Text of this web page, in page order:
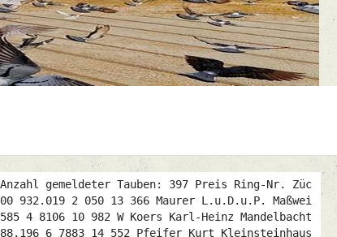
Zweibrücken 698.899 16.07.2016 05:48:14 19:14:07 63 4360 11 69 W Eßer Herm.-Jos.+Fran Erkelenz 885.272 16.07.2016 09:28:10 19:16:05 64 1012 13 192 W Stollenwerk Hubert Eschweiler 860.674 16.07.2016 09:03:00 19:21:39 65 8431 14 561 W Kußler Horst Miesau 710.734 16.07.2016 06:06:41 19:32:46 66 8177 12 442 Hochgürtel Elke Zülpich-Lüssem 846.217 16.07.2016 08:58:03 19:34:47 67 6583 15 1187 Baesel Derby F-Volmnster 679.262 16.07.2016 05:47:21 19:37:46 68 2543 14 829 Tulodetzki Manfred Alsdorf 861.404 16.07.2016 09:25:00 19:42:45 69 7883 12 158 Pfeifer Kurt Kleinsteinhausen 688.633 16.07.2016 06:05:36 19:44:19 70 5286 14 1409 Hodel + Tochter Hütschenhausen 713.344 16.07.2016 06:21:35 19:44:24 71 1063 14 331 Hermes Uwe Hamm 862.650 16.07.2016 09:31:47 19:47:58 72 PL 13 01311197 W Franz Christioph Herne 944.637 16.07.2016 11:18:56 19:52:38 73 3785 13 485 W Arnold Manfred Niedenstein 937.880 16.07.2016 11:13:34 19:55:43 74 4360 15 29 Eßer Herm.-Jos.+Fran Erkelenz 885.272 16.07.2016 10:08:19 19:56:14 75 1744 13 546 Bongartz Peter Rheinberg-Orsoy 938.421 16.07.2016 11:15:00 19:56:28 76 5418 15 209 Baesel Derby F-Volmnster 679.262 16.07.2016 06:06:44 19:57:09 77 6583 15 1192 W Baesel Derby F-Volmnster 679.262 16.07.2016 06:08:24 19:58:49 78 1063 11 1925 Hermes Uwe Hamm 862.650 16.07.2016 09:44:08 20:00:19 79 7602 14 1011 W Arras Helmut Schannenbach 764.151 16.07.2016 07:42:00 20:01:19 80 2171 12 193 Speen Herbert Immerath(neu) 885.573 16.07.2016 10:20:17 20:07:49 81 1063 10 539 W Hermes Uwe Hamm 862.650 16.07.2016 09:51:58 20:08:09 82 6695 13 59 W Sudul Anja+Jan Nidderau 828.165 16.07.2016 09:11:32 20:10:50 83 5286 14 1410 Hodel + Tochter Hütschenhausen 713.344 16.07.2016 06:51:06 20:13:55 84 1186 15 820 W Wolf Dietmar + Zoe Brücken 712.294 16.07.2016 06:53:00 20:17:08 85 0709 15 1147 Thomann +Spitzbarth Walsheim 680.990 16.07.2016 06:15:16 20:18:32 86 6565 14 417 W Bauer und Frau Zweibrücken 693.430 16.07.2016 06:31:25 20:19:08 87 3785 14 160 Arnold Manfred Niedenstein 937.880 16.07.2016 11:41:58 20:24:07 88 2624 12 704 W Maahsen W.